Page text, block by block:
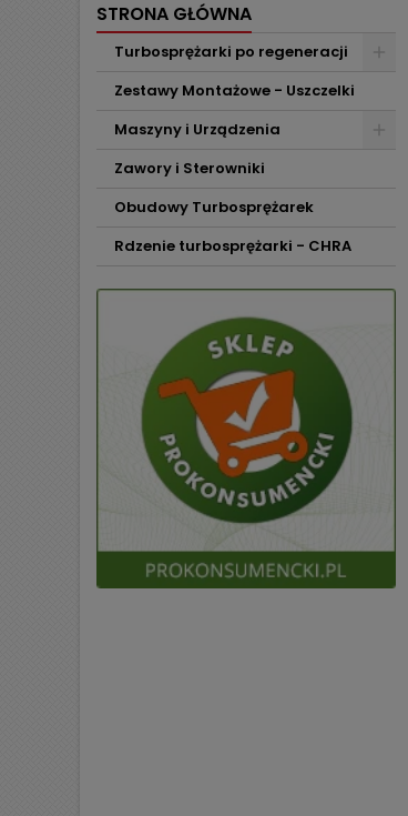
STRONA GŁÓWNA
Turbosprężarki po regeneracji
Zestawy Montażowe - Uszczelki
Maszyny i Urządzenia
Zawory i Sterowniki
Obudowy Turbosprężarek
Rdzenie turbosprężarki - CHRA